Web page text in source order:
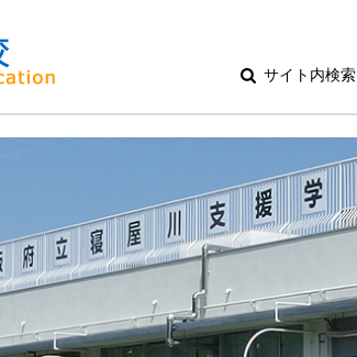
サイト内検索